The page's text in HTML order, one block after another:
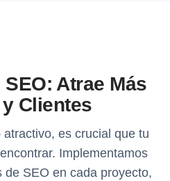
Atrae Más
Clientes
es crucial que tu
Implementamos
SEO en cada proyecto,